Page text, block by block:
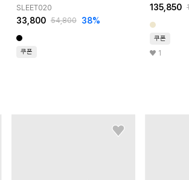
SLEET020
33,800 54,800 38%
쿠폰
135,850
쿠폰
1